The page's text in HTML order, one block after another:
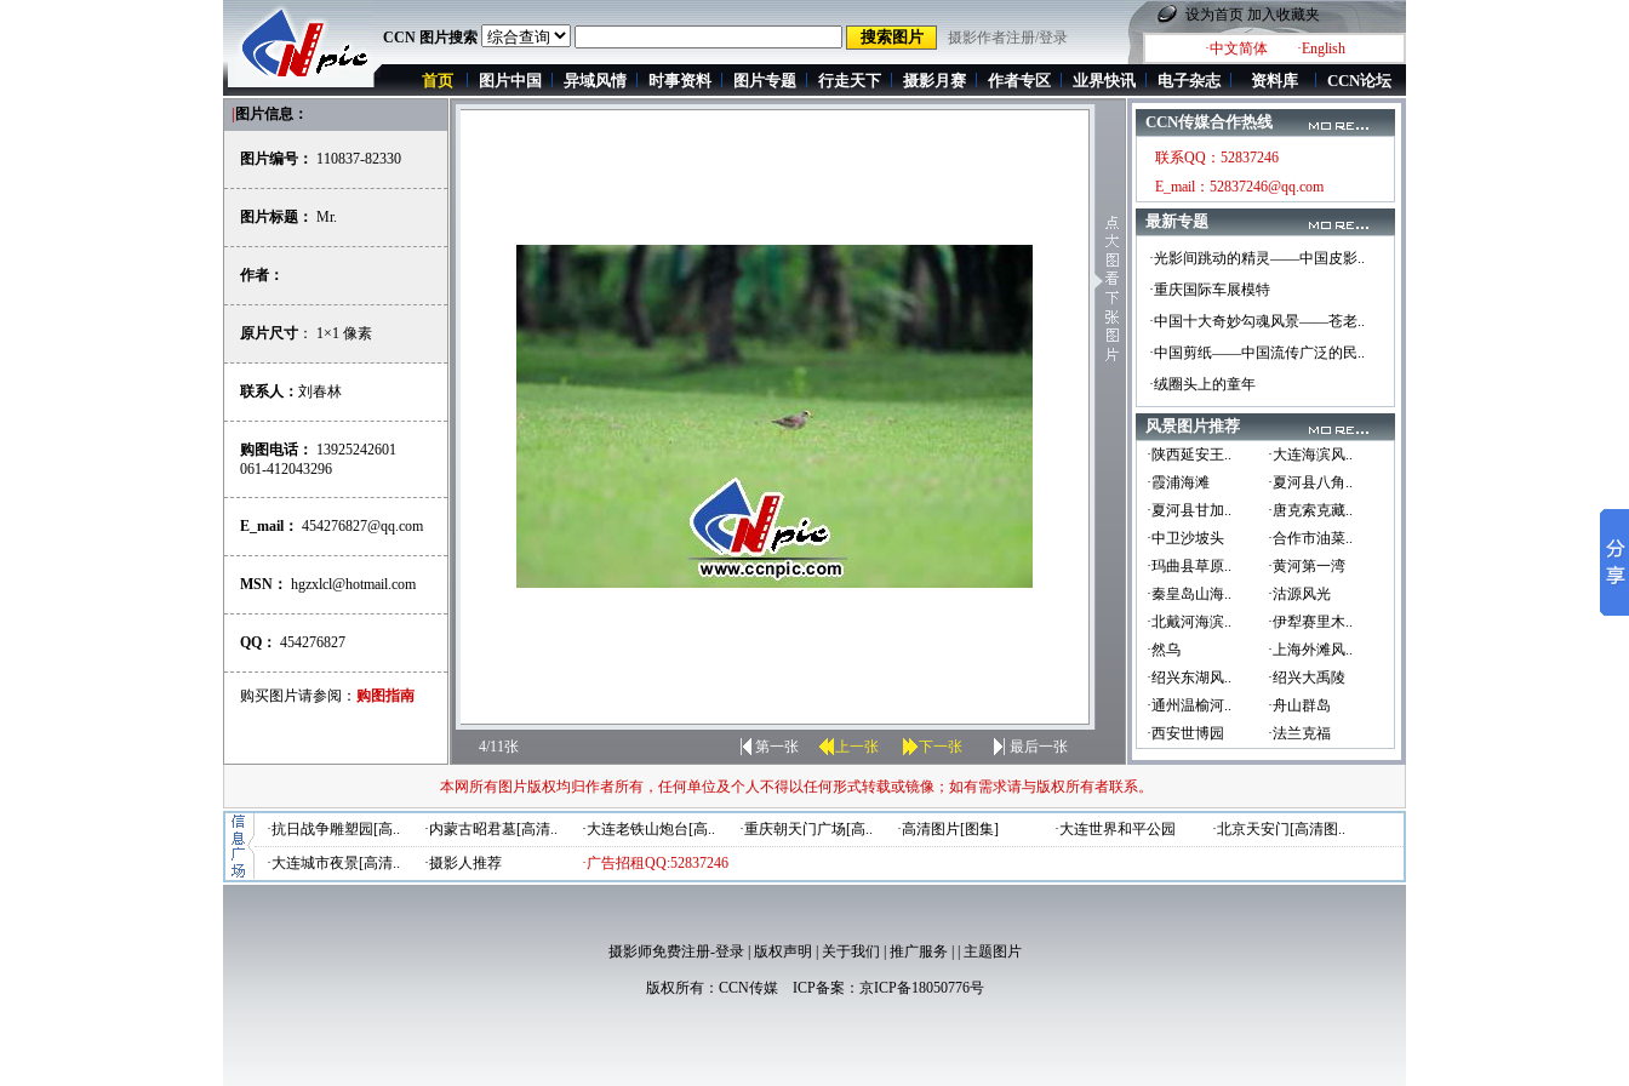
CCN 图片搜索 摄影作者注册/登录
设为首页 加入收藏夹
·中文简体
·English
首页 图片中国 异域风情 时事资料 图片专题 行走天下 摄影月赛 作者专区 业界快讯 电子杂志 资料库 CCN论坛
图片信息：
图片编号： 110837-82330
图片标题： Mr.
作者：
原片尺寸 ： 1×1 像素
联系人： 刘春林
购图电话： 13925242601
061-412043296
E_mail： 454276827@qq.com
MSN： hgzxlcl@hotmail.com
QQ： 454276827
购买图片请参阅： 购图指南
4/11张 第一张 上一张 下一张 最后一张
CCN传媒合作热线
联系QQ：52837246
E_mail：52837246@qq.com
最新专题
·光影间跳动的精灵——中国皮影..
·重庆国际车展模特
·中国十大奇妙勾魂风景——苍老..
·中国剪纸——中国流传广泛的民..
·绒圈头上的童年
风景图片推荐
·陕西延安王..
·大连海滨风..
·霞浦海滩
·夏河县八角..
·夏河县甘加..
·唐克索克藏..
·中卫沙坡头
·合作市油菜..
·玛曲县草原..
·黄河第一湾
·秦皇岛山海..
·沽源风光
·北戴河海滨..
·伊犁赛里木..
·然乌
·上海外滩风..
·绍兴东湖风..
·绍兴大禹陵
·通州温榆河..
·舟山群岛
·西安世博园
·法兰克福
本网所有图片版权均归作者所有，任何单位及个人不得以任何形式转载或镜像；如有需求请与版权所有者联系。
·抗日战争雕塑园[高.. ·内蒙古昭君墓[高清.. ·大连老铁山炮台[高.. ·重庆朝天门广场[高.. ·高清图片[图集] ·大连世界和平公园
·北京天安门[高清图..
·大连城市夜景[高清..
·摄影人推荐 ·广告招租QQ:52837246
摄影师免费注册-登录| 版权声明 关于我们 推广服务 主题图片
版权所有： CCN传媒ICP备案： 京ICP备18050776号